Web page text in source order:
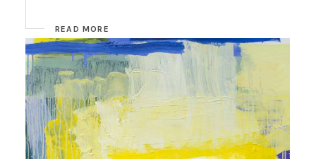
READ MORE